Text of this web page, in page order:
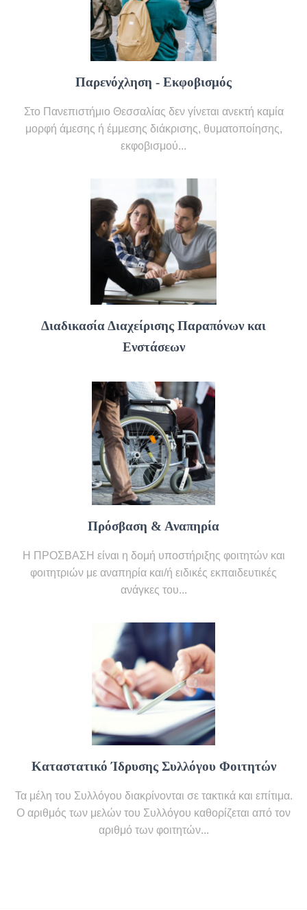
Παρενόχληση - Εκφοβισμός
Στο Πανεπιστήμιο Θεσσαλίας δεν γίνεται ανεκτή καμία
μορφή άμεσης ή έμμεσης διάκρισης, θυματοποίησης,
εκφοβισμού...
Διαδικασία Διαχείρισης Παραπόνων και
Ενστάσεων
Πρόσβαση & Αναπηρία
Η ΠΡΟΣΒΑΣΗ είναι η δομή υποστήριξης φοιτητών και
φοιτητριών με αναπηρία και/ή ειδικές εκπαιδευτικές
ανάγκες του...
Καταστατικό Ίδρυσης Συλλόγου Φοιτητών
Τα μέλη του Συλλόγου διακρίνονται σε τακτικά και επίτιμα.
Ο αριθμός των μελών του Συλλόγου καθορίζεται από τον
αριθμό των φοιτητών...